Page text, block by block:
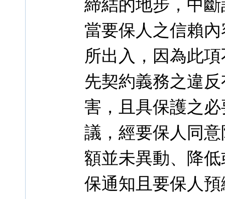
締結的地步，中
當要保人之信賴
所出入，因為此
先契約義務之違
害，且具保護之
議，經要保人同
額並未異動、降
保通知且要保人